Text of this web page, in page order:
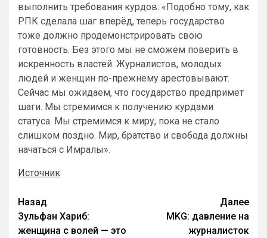
выполнить требования курдов: «Подобно тому, как
РПК сделала шаг вперёд, теперь государство
тоже должно продемонстрировать свою
готовность. Без этого мы не сможем поверить в
искренность властей. Журналистов, молодых
людей и женщин по-прежнему арестовывают.
Сейчас мы ожидаем, что государство предпримет
шаги. Мы стремимся к получению курдами
статуса. Мы стремимся к миру, пока не стало
слишком поздно. Мир, братство и свобода должны
начаться с Имралы».
Источник
Назад
Зульфан Хариб:
женщина с волей — это
Далее
MKG: давление на
журналисток